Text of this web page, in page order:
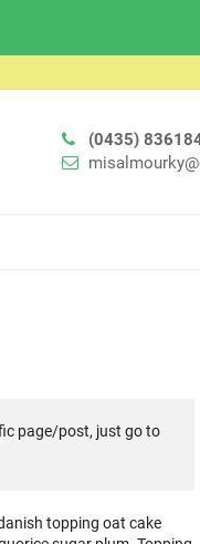
(0435)
page/post, just go to
topping oat cake